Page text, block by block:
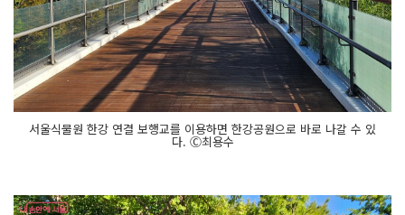
서울식물원 한강 연결 보행교를 이용하면 한강공원으로 바로 나갈 수 있
다. Ⓒ최용수